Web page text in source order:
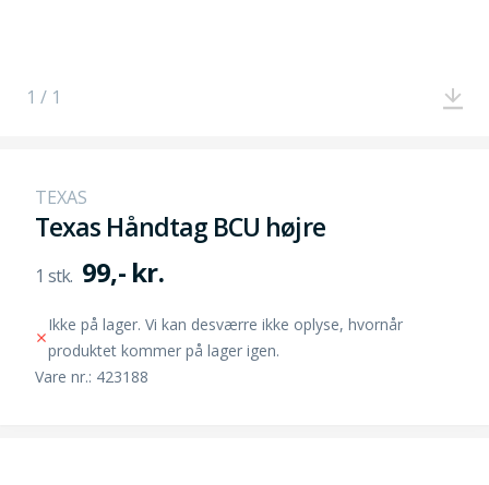
1 / 1
TEXAS
Texas Håndtag BCU højre
99,- kr.
Ikke på lager. Vi kan desværre ikke oplyse, hvornår
produktet kommer på lager igen.
Vare nr.: 423188